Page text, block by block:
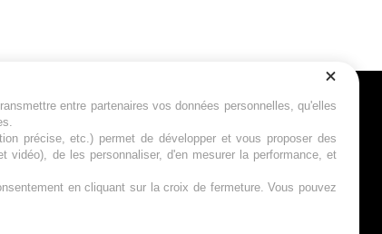
nous
entre partenaires vos données personnelles, qu'elles
précise, etc.) permet de développer et vous proposer des
de les personnaliser, d'en mesurer la performance, et
en cliquant sur la croix de fermeture. Vous pouvez